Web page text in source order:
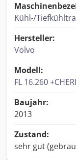
Kühl-/
Hersteller:
Volvo
Modell:
FL 16.260
Baujahr:
2013
Zustand:
sehr gut